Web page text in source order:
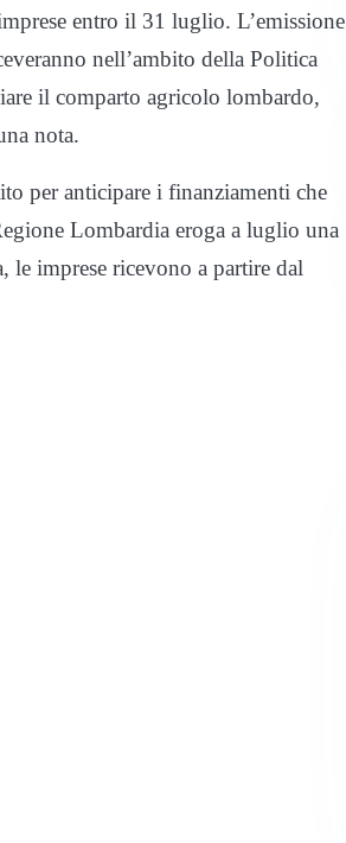
entro il 31 luglio. L’emissione
nell’ambito della Politica
il comparto agricolo lombardo,
nota.
per anticipare i finanziamenti che
Lombardia eroga a luglio una
le imprese ricevono a partire dal